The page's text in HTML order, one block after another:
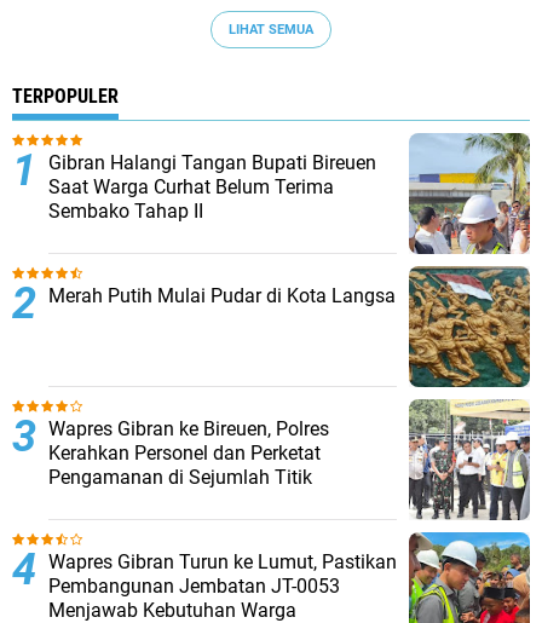
LIHAT SEMUA
TERPOPULER
Gibran Halangi Tangan Bupati Bireuen
Saat Warga Curhat Belum Terima
Sembako Tahap II
Merah Putih Mulai Pudar di Kota Langsa
Wapres Gibran ke Bireuen, Polres
Kerahkan Personel dan Perketat
Pengamanan di Sejumlah Titik
Wapres Gibran Turun ke Lumut, Pastikan
Pembangunan Jembatan JT-0053
Menjawab Kebutuhan Warga